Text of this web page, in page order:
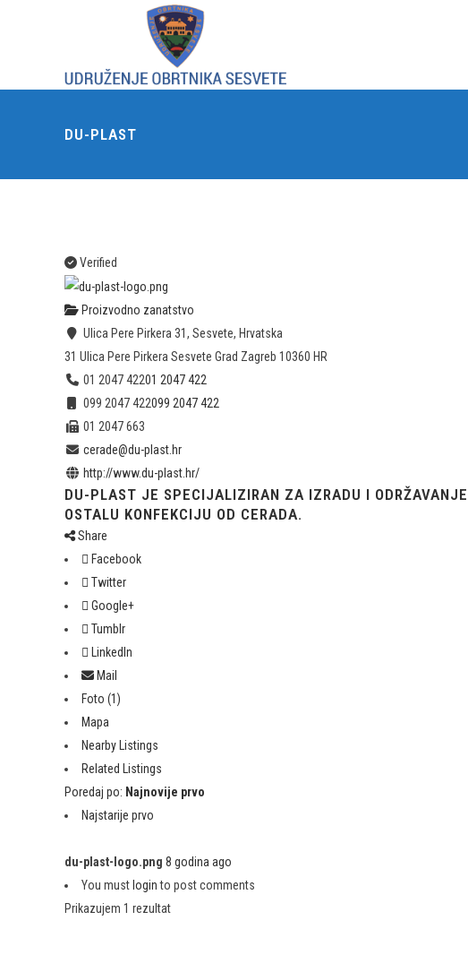
DU-PLAST
Verified
Proizvodno zanatstvo
Ulica Pere Pirkera 31, Sesvete, Hrvatska
31 Ulica Pere PirkeraSesvete Grad Zagreb 10360 HR
01 2047 42201 2047 422
099 2047 422099 2047 422
01 2047 663
cerade@du-plast.hr
http://www.du-plast.hr/
DU-PLAST JE SPECIJALIZIRAN ZA IZRADU I
OSTALU KONFEKCIJU OD CERADA.
Share
Facebook
Twitter
Google+
Tumblr
LinkedIn
Mail
Foto (1)
Mapa
Nearby Listings
Related Listings
Poredaj po: Najnovije prvo
Najstarije prvo
du-plast-logo.png 8 godina ago
You must loginto post comments
Prikazujem 1 rezultat